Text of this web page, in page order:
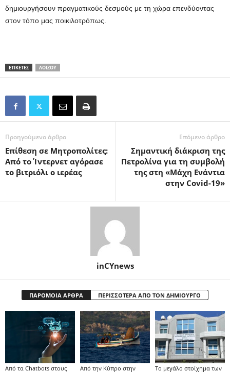
δημιουργήσουν πραγματικούς δεσμούς με τη χώρα επενδύοντας
στον τόπο μας ποικιλοτρόπως.
ΕΤΙΚΕΤΕΣ ΛΟΪ́ΖΟΥ
Προηγούμενο άρθρο
Επίθεση σε Μητροπολίτες:
Από το Ίντερνετ αγόρασε
το βιτριόλι ο ιερέας
Επόμενο άρθρο
Σημαντική διάκριση της
Πετρολίνα για τη συμβολή
της στη «Μάχη Ενάντια
στην Covid-19»
inCYnews
ΠΑΡΟΜΟΙΑ ΑΡΘΡΑ ΠΕΡΙΣΣΟΤΕΡΑ ΑΠΟ ΤΟΝ ΔΗΜΙΟΥΡΓΟ
Από τα Chatbots στους
Από την Κύπρο στην
Το μεγάλο στοίχημα των